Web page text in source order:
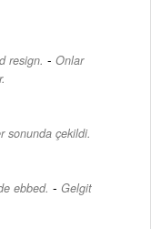
resign. - Onlar
sonunda çekildi.
ebbed. - Gelgit